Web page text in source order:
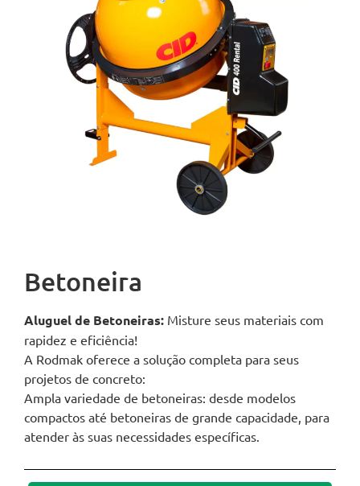
Betoneira
Aluguel de Betoneiras: Misture seus materiais com
rapidez e eficiência!
A Rodmak oferece a solução completa para seus
projetos de concreto:
Ampla variedade de betoneiras: desde modelos
compactos até betoneiras de grande capacidade, para
atender às suas necessidades específicas.